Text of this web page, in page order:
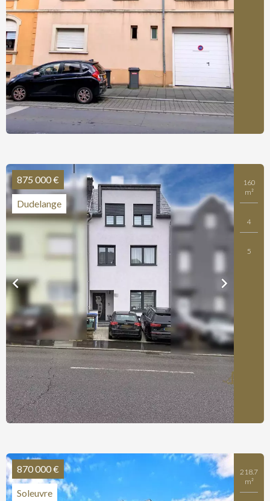
875 000 €
Dudelange
160
m²
4
5
870 000 €
Soleuvre
218.7
m²